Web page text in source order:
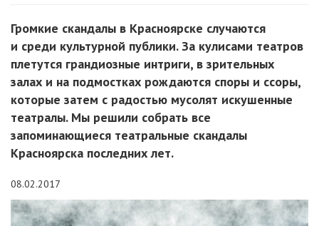
Громкие скандалы в Красноярске случаются
и среди культурной публики. За кулисами театров
плетутся грандиозные интриги, в зрительных
залах и на подмостках рождаются споры и ссоры,
которые затем с радостью мусолят искушенные
театралы. Мы решили собрать все
запоминающиеся театральные скандалы
Красноярска последних лет.
08.02.2017